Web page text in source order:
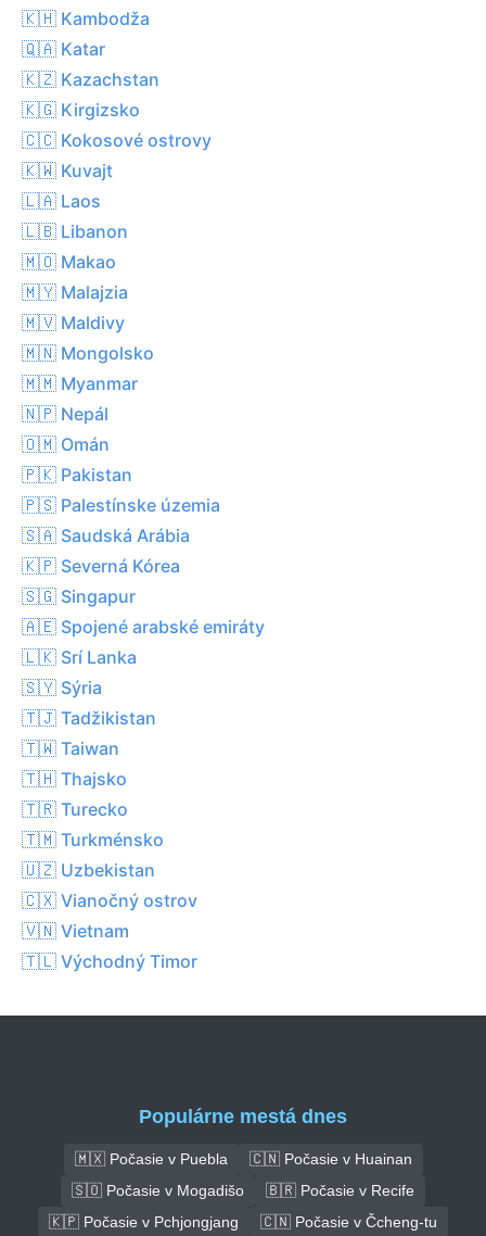
🇰🇭 Kambodža
🇶🇦 Katar
🇰🇿 Kazachstan
🇰🇬 Kirgizsko
🇨🇨 Kokosové ostrovy
🇰🇼 Kuvajt
🇱🇦 Laos
🇱🇧 Libanon
🇲🇴 Makao
🇲🇾 Malajzia
🇲🇻 Maldivy
🇲🇳 Mongolsko
🇲🇲 Myanmar
🇳🇵 Nepál
🇴🇲 Omán
🇵🇰 Pakistan
🇵🇸 Palestínske územia
🇸🇦 Saudská Arábia
🇰🇵 Severná Kórea
🇸🇬 Singapur
🇦🇪 Spojené arabské emiráty
🇱🇰 Srí Lanka
🇸🇾 Sýria
🇹🇯 Tadžikistan
🇹🇼 Taiwan
🇹🇭 Thajsko
🇹🇷 Turecko
🇹🇲 Turkménsko
🇺🇿 Uzbekistan
🇨🇽 Vianočný ostrov
🇻🇳 Vietnam
🇹🇱 Východný Timor
Populárne mestá dnes
🇲🇽 Počasie v Puebla
🇨🇳 Počasie v Huainan
🇸🇴 Počasie v Mogadišo
🇧🇷 Počasie v Recife
🇰🇵 Počasie v Pchjongjang
🇨🇳 Počasie v Čcheng-tu